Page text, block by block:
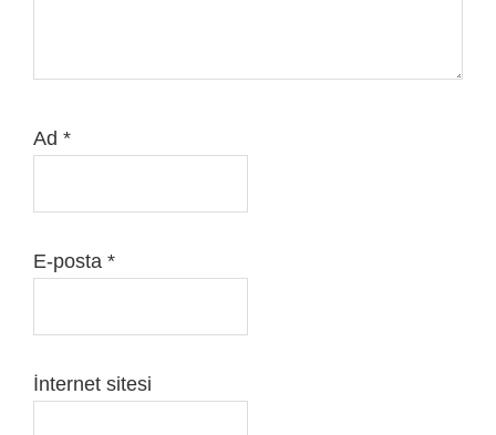
Ad *
E-posta *
İnternet sitesi